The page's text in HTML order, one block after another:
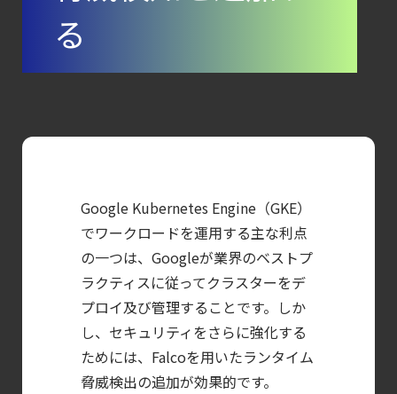
ガイド
の進化：
エージェント型脅威アクターが
モデルの破壊を目的としたランサムウェアを
【ブログ】
CTEMとは何か｜
攻撃者視点でクラウドの弱点を可視化する新
る
Google Kubernetes Engine（GKE）
でワークロードを運用する主な利点
の一つは、Googleが業界のベストプ
ラクティスに従ってクラスターをデ
プロイ及び管理することです。しか
し、セキュリティをさらに強化する
ためには、Falcoを用いたランタイム
脅威検出の追加が効果的です。